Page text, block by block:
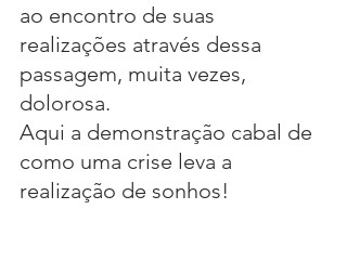
ao encontro de suas
realizações através dessa
passagem, muita vezes,
dolorosa.
Aqui a demonstração cabal de
como uma crise leva a
realização de sonhos!